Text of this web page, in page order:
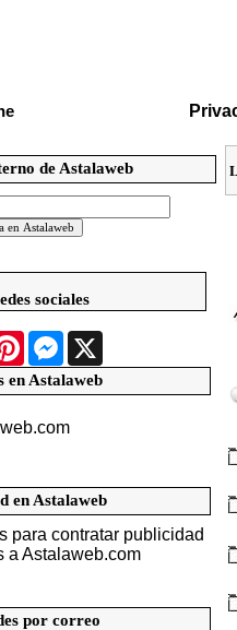
de Astalaweb
sociales
PinterestMessenger
en Astalaweb
en Astalaweb
para contratar publicidad
a Astalaweb.com
por correo